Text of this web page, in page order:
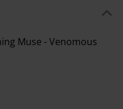
Muse - Venomous